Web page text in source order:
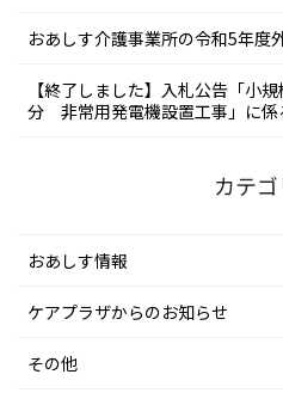
おあしす介護事業所の令和5年度
【終了しました】入札公告「小
分 非常用発電機設置工事」に係
カテ
おあしす情報
ケアプラザからのお知らせ
その他